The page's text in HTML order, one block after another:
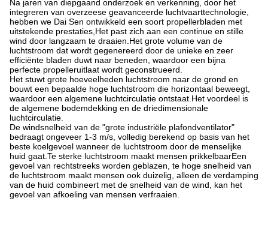
Na jaren van diepgaand onderzoek en verkenning, door het
integreren van overzeese geavanceerde luchtvaarttechnologie,
hebben we Dai Sen ontwikkeld een soort propellerbladen met
uitstekende prestaties,Het past zich aan een continue en stille
wind door langzaam te draaien.Het grote volume van de
luchtstroom dat wordt gegenereerd door de unieke en zeer
efficiënte bladen duwt naar beneden, waardoor een bijna
perfecte propelleruitlaat wordt geconstrueerd.
Het stuwt grote hoeveelheden luchtstroom naar de grond en
bouwt een bepaalde hoge luchtstroom die horizontaal beweegt,
waardoor een algemene luchtcirculatie ontstaat.Het voordeel is
de algemene bodemdekking en de driedimensionale
luchtcirculatie.
De windsnelheid van de "grote industriële plafondventilator"
bedraagt ongeveer 1-3 m/s, volledig berekend op basis van het
beste koelgevoel wanneer de luchtstroom door de menselijke
huid gaat.Te sterke luchtstroom maakt mensen prikkelbaarEen
gevoel van rechtstreeks worden geblazen, te hoge snelheid van
de luchtstroom maakt mensen ook duizelig, alleen de verdamping
van de huid combineert met de snelheid van de wind, kan het
gevoel van afkoeling van mensen verfraaien.